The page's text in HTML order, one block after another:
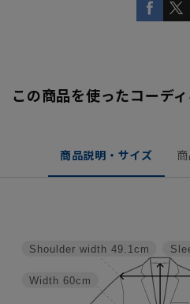
この商品を使ったコーデ
商品説明・サイズ
Width 60cm
Shoulder width 49.1cm